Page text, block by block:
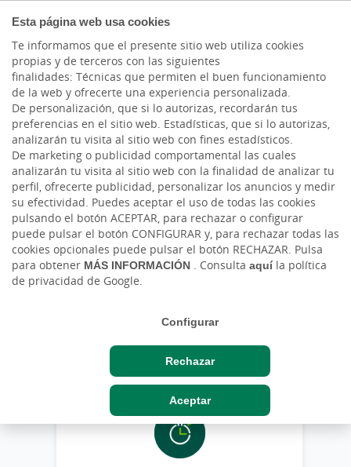
Esta página web usa cookies
Te informamos que el presente sitio web utiliza cookies
propias y de terceros con las siguientes
finalidades: Técnicas que permiten el buen funcionamiento
de la web y ofrecerte una experiencia personalizada.
De personalización, que si lo autorizas, recordarán tus
preferencias en el sitio web. Estadísticas, que si lo autorizas,
analizarán tu visita al sitio web con fines estadísticos.
De marketing o publicidad comportamental las cuales
analizarán tu visita al sitio web con la finalidad de analizar tu
perfil, ofrecerte publicidad, personalizar los anuncios y medir
su efectividad. Puedes aceptar el uso de todas las cookies
pulsando el botón ACEPTAR, para rechazar o configurar
puede pulsar el botón CONFIGURAR y, para rechazar todas las
cookies opcionales puede pulsar el botón RECHAZAR. Pulsa
para obtener MÁS INFORMACIÓN . Consulta aquíla política
de privacidad de Google.
Configurar
Rechazar
Aceptar
Cargando contenido, por favor espere...
Estamos aquí para
ayudarte
Atención digital